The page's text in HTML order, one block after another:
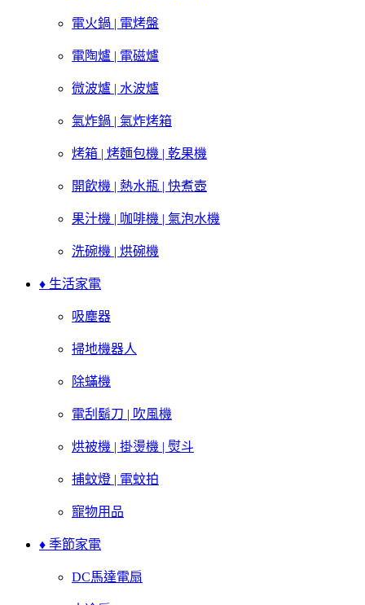
電火鍋 | 電烤盤
電陶爐 | 電磁爐
微波爐 | 水波爐
氣炸鍋 | 氣炸烤箱
烤箱 | 烤麵包機 | 乾果機
開飲機 | 熱水瓶 | 快煮壺
果汁機 | 咖啡機 | 氣泡水機
洗碗機 | 烘碗機
♦ 生活家電
吸塵器
掃地機器人
除蟎機
電刮鬍刀 | 吹風機
烘被機 | 掛燙機 | 熨斗
捕蚊燈 | 電蚊拍
寵物用品
♦ 季節家電
DC馬達電扇